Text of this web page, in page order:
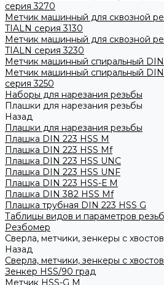
серия 3270
Метчик машинный для сквозной
TIALN серия 3130
Метчик машинный для сквозной
TIALN серия 3230
Метчик машинный спиральный
Метчик машинный спиральный
серия 3250
Наборы для нарезания резьбы
Плашки для нарезания резьбы
Назад
Плашки для нарезания резьбы
Плашка DIN 223 HSS M
Плашка DIN 223 HSS Mf
Плашка DIN 223 HSS UNC
Плашка DIN 223 HSS UNF
Плашка DIN 223 HSS-Е M
Плашка DIN 382 HSS Mf
Плашка трубная DIN 223 HSS G
Таблицы видов и параметров
Резбомер
Сверла, метчики, зенкеры с
Назад
Сверла, метчики, зенкеры с
Зенкер HSS/90 град
Метчик HSS-G М